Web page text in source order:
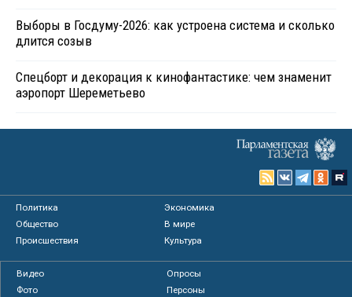
Выборы в Госдуму-2026: как устроена система и сколько
длится созыв
Спецборт и декорация к кинофантастике: чем знаменит
аэропорт Шереметьево
Политика
Экономика
Общество
В мире
Происшествия
Культура
Видео
Опросы
Фото
Персоны